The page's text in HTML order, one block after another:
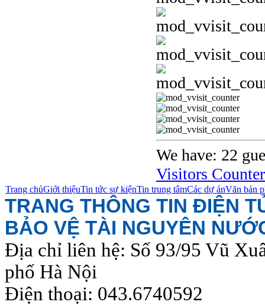
We have: 22
Visitors Counter
Trang chủGiới thiệuTin tức sự kiệnTin trung tâmCác dự ánVăn bản
TRANG THÔNG TIN ĐIỆN
BẢO VỆ TÀI NGUYÊN
Địa chỉ liên hệ: Số 93/95 Vũ
phố Hà Nội
Điện thoại: